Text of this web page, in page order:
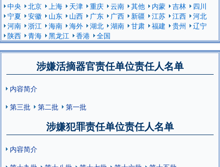
中央 北京 上海 天津 重庆 云南 其他 内蒙 吉林
四川
宁夏
安徽 山东 山西 广东 广西 新疆 江苏 江西
河北
河南
浙江 海南 海外 湖北 湖南 甘肃 福建 贵州
辽宁
陕西
青海 黑龙江 香港 全国
涉嫌活摘器官责任单位责任人名单
内容简介
第三批
第二批 第一批
涉嫌犯罪责任单位责任人名单
内容简介